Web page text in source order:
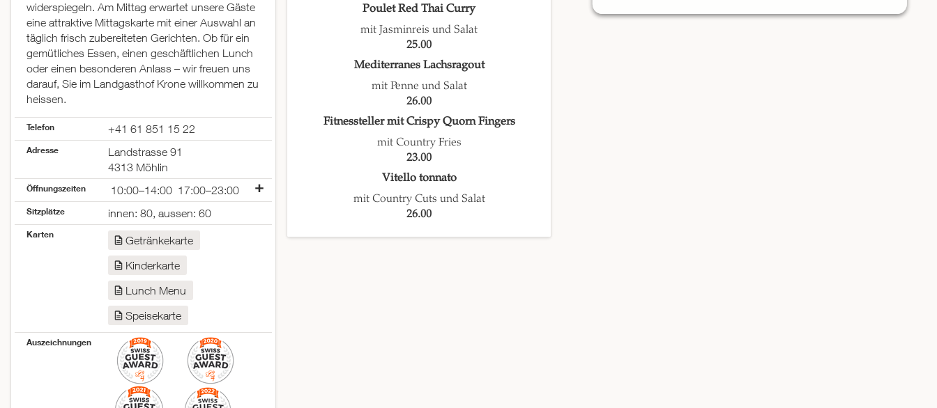
widerspiegeln. Am Mittag erwartet unsere Gäste
eine attraktive Mittagskarte mit einer Auswahl an
täglich frisch zubereiteten Gerichten. Ob für ein
gemütliches Essen, einen geschäftlichen Lunch
oder einen besonderen Anlass – wir freuen uns
darauf, Sie im Landgasthof Krone willkommen zu
heissen.
Telefon +41 61 851 15 22
Adresse
Landstrasse 91
4313 Möhlin
Öffnungszeiten 10:00–14:00 17:00–23:00
Montag
Mittwoch
geschlossen
geschlossen
10:00–14:0017:00–23:00
10:00–14:0017:00–00:00
11:00–22:00
Sitzplätze innen: 80, aussen: 60
Karten
Getränkekarte
Kinderkarte
Lunch Menu
Speisekarte
Auszeichnungen
Poulet Red Thai Curry
mit Jasminreis und Salat
25.00
Mediterranes Lachsragout
mit Penne und Salat
26.00
Fitnessteller mit Crispy Quorn Fingers
mit Country Fries
23.00
Vitello tonnato
mit Country Cuts und Salat
26.00